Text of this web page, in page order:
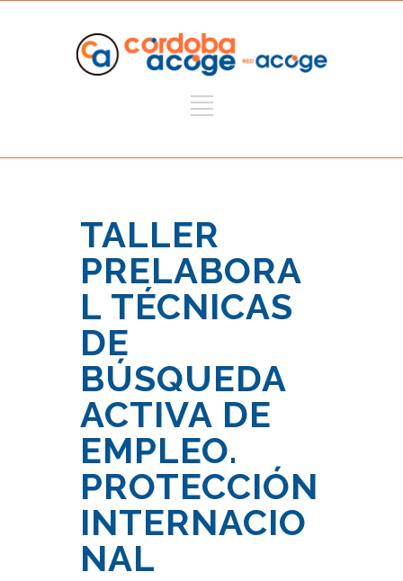
TALLER
PRELABORA
L TÉCNICAS
DE
BÚSQUEDA
ACTIVA DE
EMPLEO.
PROTECCIÓN
INTERNACIO
NAL